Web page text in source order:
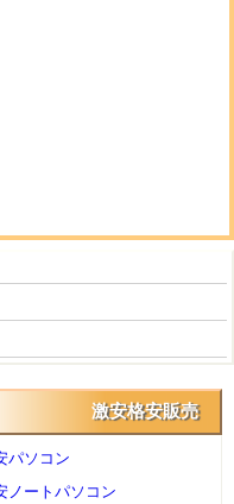
激安格安販売
パソコン
ノートパソコン